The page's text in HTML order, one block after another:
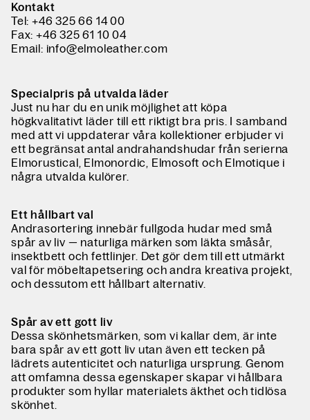
Kontakt
Tel: +46 325 66 14 00
Fax: +46 325 61 10 04
Email: info@elmoleather.com
Specialpris på utvalda läder
Just nu har du en unik möjlighet att köpa
högkvalitativt läder till ett riktigt bra pris. I samband
med att vi uppdaterar våra kollektioner erbjuder vi
ett begränsat antal andrahandshudar från serierna
Elmorustical, Elmonordic, Elmosoftoch Elmotiquei
några utvalda kulörer.
Ett hållbart val
Andrasortering innebär fullgoda hudar med små
spår av liv — naturliga märken som läkta småsår,
insektbett och fettlinjer. Det gör dem till ett utmärkt
val för möbeltapetsering och andra kreativa projekt,
och dessutom ett hållbart alternativ.
Spår av ett gott liv
Dessa skönhetsmärken, som vi kallar dem, är inte
bara spår av ett gott liv utan även ett tecken på
lädrets autenticitet och naturliga ursprung. Genom
att omfamna dessa egenskaper skapar vi hållbara
produkter som hyllar materialets äkthet och tidlösa
skönhet.